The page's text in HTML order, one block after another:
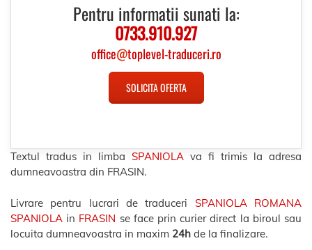
Pentru informatii sunati la:
0733.910.927
office@toplevel-traduceri.ro
SOLICITA OFERTA
Textul tradus in limba SPANIOLA va fi trimis la adresa
dumneavoastra din FRASIN.
Livrare pentru lucrari de traduceri SPANIOLA ROMANA
SPANIOLA in FRASIN se face prin curier direct la biroul sau
locuita dumneavoastra in maxim 24h de la finalizare.